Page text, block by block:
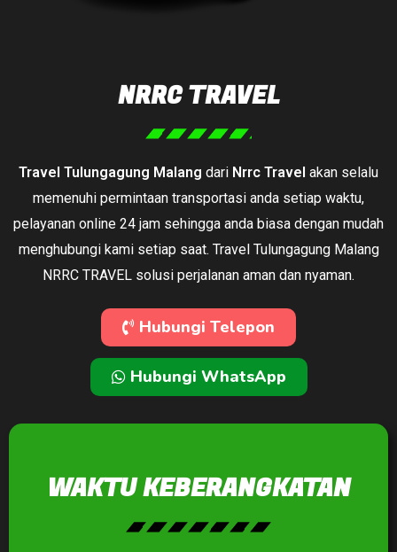
NRRC TRAVEL
Travel Tulungagung Malang dari Nrrc Travel akan selalu
memenuhi permintaan transportasi anda setiap waktu,
pelayanan online 24 jam sehingga anda biasa dengan mudah
menghubungi kami setiap saat. Travel Tulungagung Malang
NRRC TRAVEL solusi perjalanan aman dan nyaman.
Hubungi Telepon
Hubungi WhatsApp
WAKTU KEBERANGKATAN